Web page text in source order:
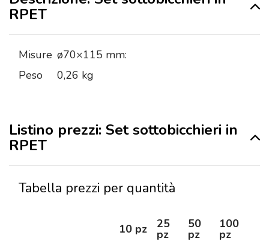
RPET
Misure ø70×115 mm:
Peso
0,26 kg
Listino prezzi: Set sottobicchieri in
RPET
Tabella prezzi per quantità
10 pz 25
pz
50
pz
100
pz